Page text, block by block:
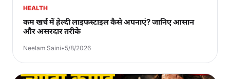
HEALTH
कम खर्च में हेल्दी लाइफस्टाइल कैसे अपनाएं? जानिए आसान
और असरदार तरीके
Neelam Saini•5/8/2026